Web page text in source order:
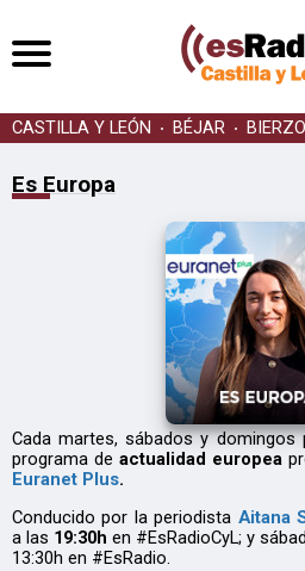
CASTILLA Y LEÓN BÉJAR BIERZO
Es Europa
Cada martes, sábados y domingos
programa de actualidad europea
Euranet Plus.
Conducido por la periodista Aitana
a las 19:30h en #EsRadioCyL; y
13:30h en #EsRadio.